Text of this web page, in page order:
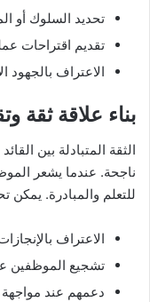
تحديد السلوك أو
تقديم اقتراحات
الاعتراف بالجهود
بناء علاقة ثقة
الثقة المتبادلة بين
ناجحة. عندما يشعر
للتعلم والمبادرة.
الاعتراف
تشجيع الموظفين
دعمهم عند مواجهة